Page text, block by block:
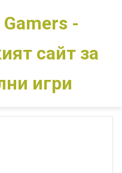
-
сайт за
игри